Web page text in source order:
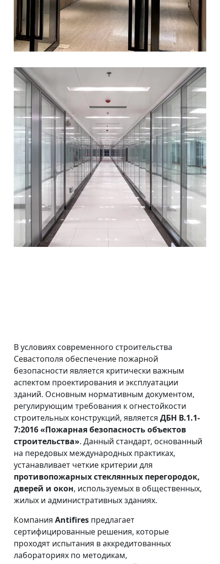
В условиях современного строительства
Севастополя обеспечение пожарной
безопасности является критически важным
аспектом проектирования и эксплуатации
зданий. Основным нормативным документом,
регулирующим требования к огнестойкости
строительных конструкций, является ДБН В.1.1-
7:2016 «Пожарная безопасность объектов
строительства». Данный стандарт, основанный
на передовых международных практиках,
устанавливает четкие критерии для
противопожарных стеклянных перегородок,
дверей и окон, используемых в общественных,
жилых и административных зданиях.
Компания Antifires предлагает
сертифицированные решения, которые
проходят испытания в аккредитованных
лабораториях по методикам,